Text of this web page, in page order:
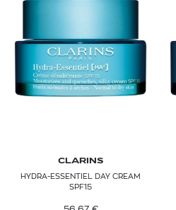
CLARINS
HYDRA-ESSENTIEL DAY CREAM
SPF15